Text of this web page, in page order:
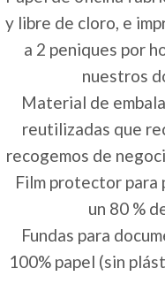
y libre de cloro, e
a 2 peniques por
nuestros
Material de
reutilizadas que
recogemos de
Film protector para
un 80 %
Fundas para
100% papel (sin